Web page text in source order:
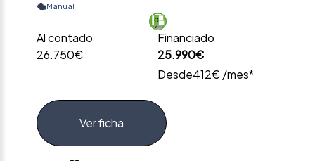
Manual
Al contado
26.750€
Financiado
25.990€
Desde412€ /mes*
Ver ficha